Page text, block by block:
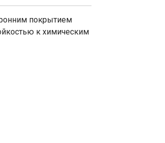
покрытием
к химическим